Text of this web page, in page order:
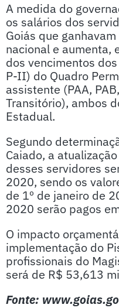
A medida do
os salários dos
Goiás que
nacional e aumenta,
dos vencimentos
P-II) do Quadro
assistente (PAA,
Transitório), ambos
Estadual.
Segundo
Caiado, a
desses servidores
2020, sendo os
de 1º de janeiro de
2020 serão pagos
O impacto
implementação do
profissionais do
será de R$ 53,613
Fonte: